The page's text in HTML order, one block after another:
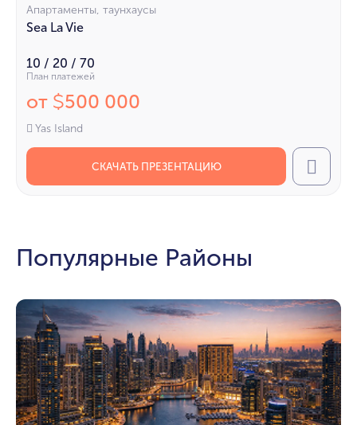
Апартаменты, таунхаусы
Sea La Vie
10 / 20 / 70
План платежей
от $500 000
Yas Island
СКАЧАТЬ ПРЕЗЕНТАЦИЮ Call
Популярные Районы